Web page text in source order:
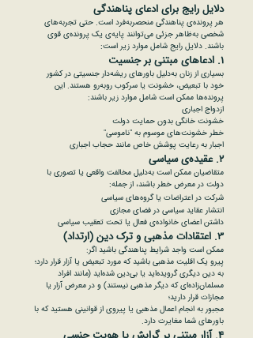
دلایل رایج برای ادعای پناهندگی
هر پرونده‌ی پناهندگی منحصربه‌فرد است. حتی تجربه‌های
شخصی به‌ظاهر جزئی می‌توانند پایه‌ی یک پرونده‌ی قوی
باشند. دلایل رایج شامل موارد زیر است:
۱. ادعاهای مبتنی بر جنسیت
بسیاری از زنان به‌دلیل باورهای ریشه‌دار جنسیتی در کشور
خود با تبعیض، خشونت یا سرکوب روبه‌رو هستند. این
پرونده‌ها ممکن است شامل موارد زیر باشند:
ازدواج اجباری
خشونت خانگی بدون حمایت دولت
خطر خشونت‌های موسوم به "ناموسی"
اجبار به رعایت پوشش خاص مانند حجاب اجباری
۲. عقیده‌ی سیاسی
متقاضیان ممکن است به‌دلیل مخالفت واقعی یا تصوری با
دولت در معرض خطر باشند، از جمله:
شرکت در اعتراضات یا گروه‌های سیاسی
انتشار عقاید سیاسی در فضای مجازی
داشتن اعضای خانواده‌ی فعال یا تحت تعقیب سیاسی
۳. اعتقادات مذهبی و ترک دین (ارتداد)
ممکن است واجد شرایط پناهندگی باشید اگر:
پیرو یک اقلیت مذهبی باشید که مورد تبعیض یا آزار قرار دارد؛
به دین دیگری گرویده‌اید یا بی‌دین شده‌اید (مانند افراد
مسلمان‌زاده‌ای که دیگر مذهبی نیستند) و در معرض آزار یا
مجازات قرار دارید؛
مجبور به انجام اعمال مذهبی یا پیروی از قوانینی هستید که با
باورهای شما مغایرت دارد.